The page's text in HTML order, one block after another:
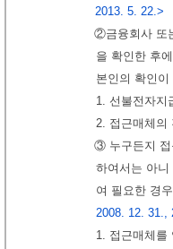
2013. 5. 22.>
②금융회사 또
을 확인한 후
본인의 확인
1. 선불전자
2. 접근매체
③ 누구든지 접
하여서는 아
여 필요한 경
2008. 12. 31.,
1. 접근매체를